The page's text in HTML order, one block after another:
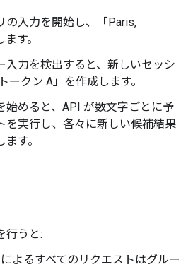
の入力を開始し、「Paris,
す。
入力を検出すると、新しいセッシ
ークン A」を作成します。
始めると、API が数文字ごとに予
を実行し、各々に新しい候補結果
す。
行うと:
よるすべてのリクエストはグルー